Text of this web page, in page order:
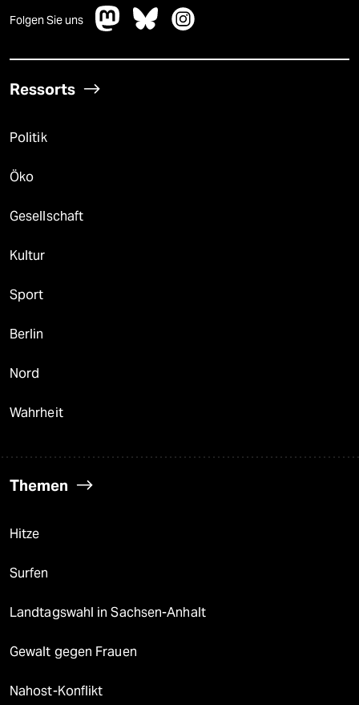
Folgen Sie uns
Ressorts
Politik
Öko
Gesellschaft
Kultur
Sport
Berlin
Nord
Wahrheit
Themen
Hitze
Surfen
Landtagswahl in Sachsen-Anhalt
Gewalt gegen Frauen
Nahost-Konflikt